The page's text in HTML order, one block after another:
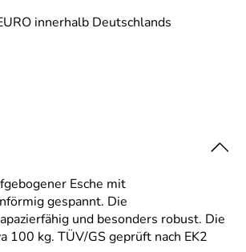
innerhalb Deutschlands
Esche mit
gespannt. Die
und besonders robust. Die
kg. TÜV/GS geprüft nach EK2